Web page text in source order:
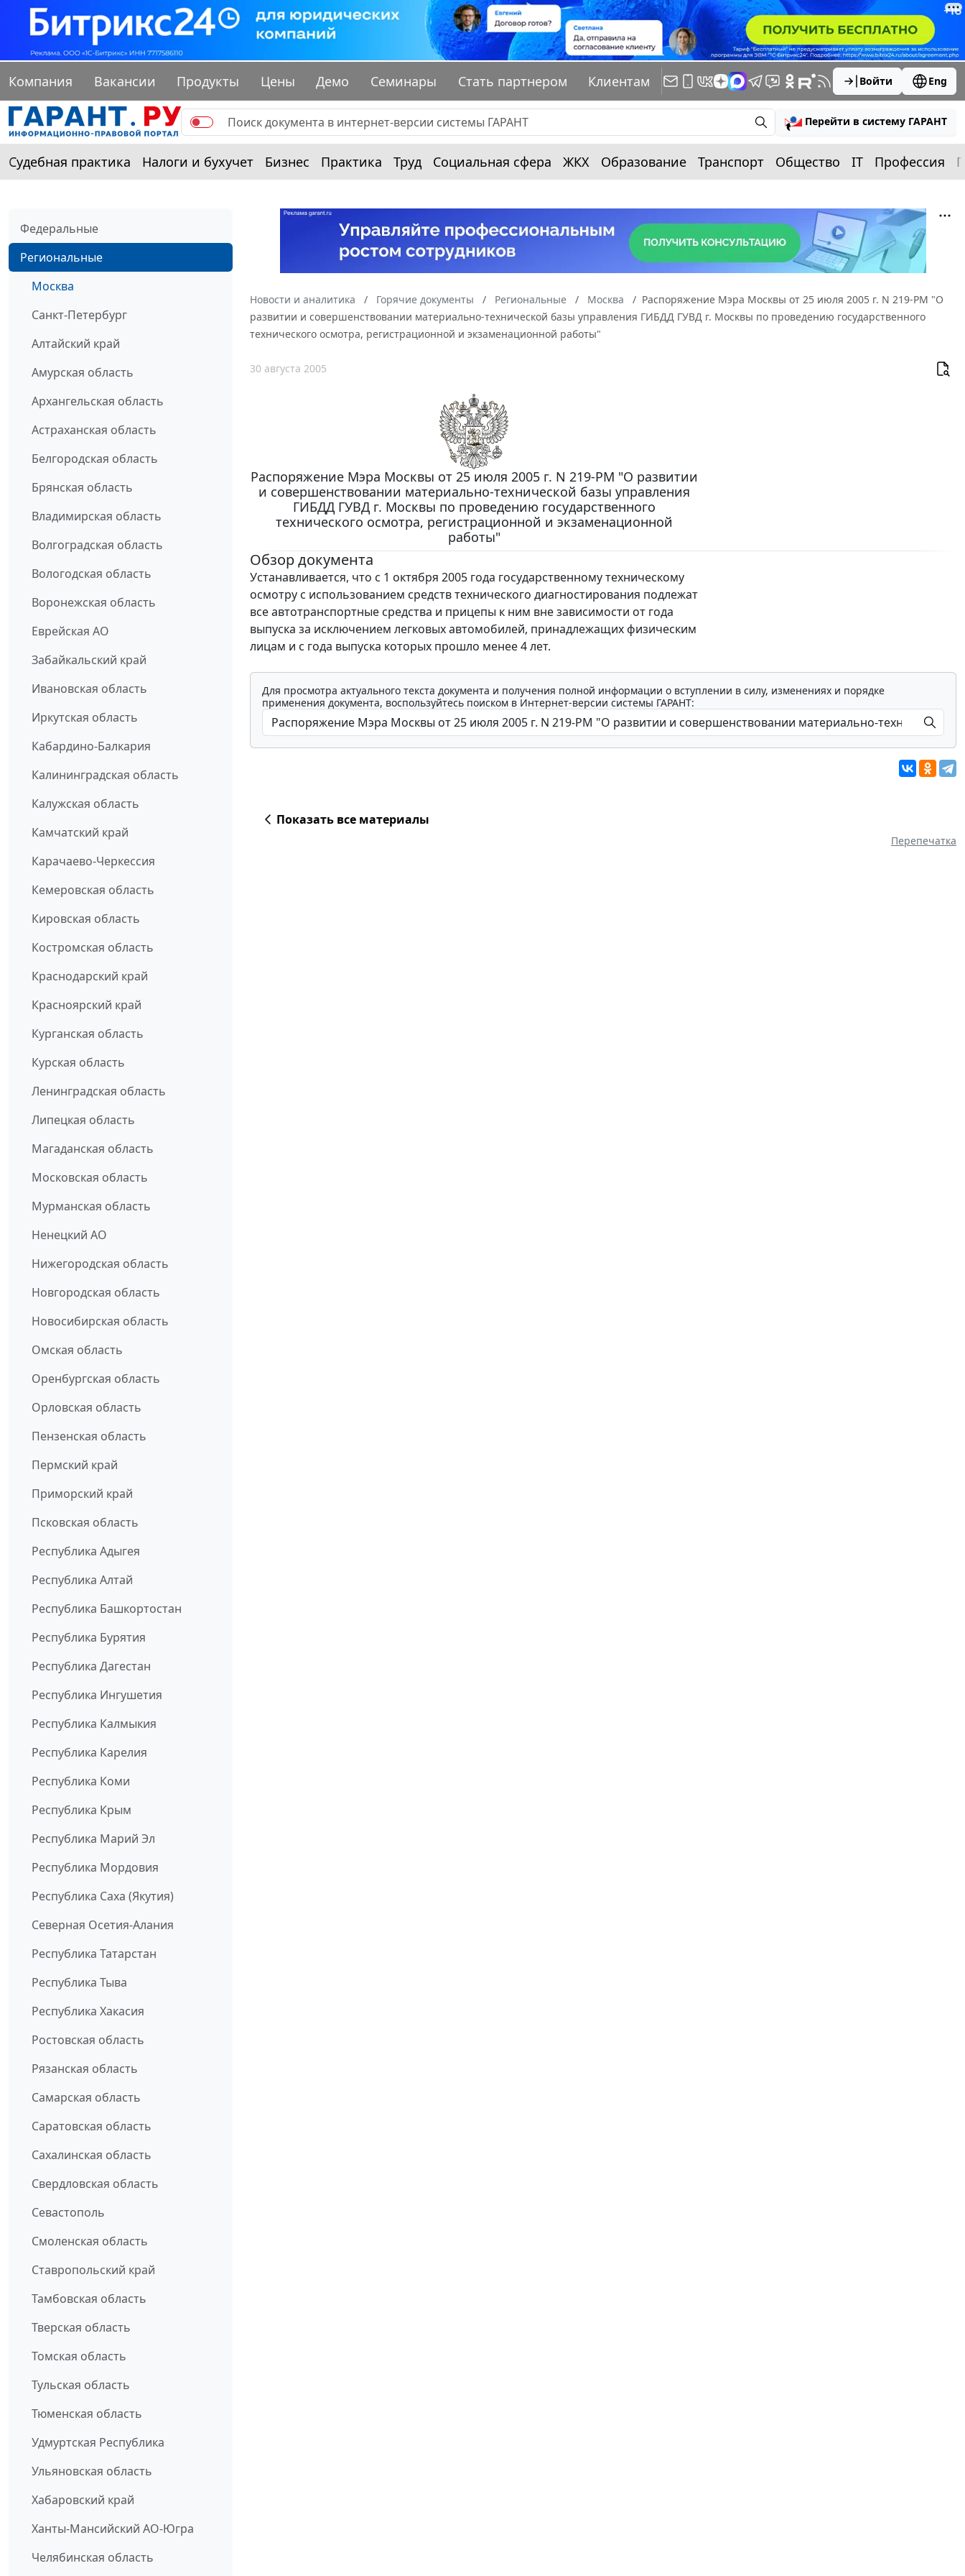
Компания Вакансии Продукты Цены Демо Семинары Стать партнером Клиентам Войти Eng
Перейти в систему ГАРАНТ
Судебная практика Налоги и бухучет Бизнес Практика Труд Социальная сфера ЖКХ Образование Транспорт Общество IT Профессия
Федеральные
Региональные
Москва
Санкт-Петербург
Алтайский край
Амурская область
Архангельская область
Астраханская область
Белгородская область
Брянская область
Владимирская область
Волгоградская область
Вологодская область
Воронежская область
Еврейская АО
Забайкальский край
Ивановская область
Иркутская область
Кабардино-Балкария
Калининградская область
Калужская область
Камчатский край
Карачаево-Черкессия
Кемеровская область
Кировская область
Костромская область
Краснодарский край
Красноярский край
Курганская область
Курская область
Ленинградская область
Липецкая область
Магаданская область
Московская область
Мурманская область
Ненецкий АО
Нижегородская область
Новгородская область
Новосибирская область
Омская область
Оренбургская область
Орловская область
Пензенская область
Пермский край
Приморский край
Псковская область
Республика Адыгея
Республика Алтай
Республика Башкортостан
Республика Бурятия
Республика Дагестан
Республика Ингушетия
Республика Калмыкия
Республика Карелия
Республика Коми
Республика Крым
Республика Марий Эл
Республика Мордовия
Республика Саха (Якутия)
Северная Осетия-Алания
Республика Татарстан
Республика Тыва
Республика Хакасия
Ростовская область
Рязанская область
Самарская область
Саратовская область
Сахалинская область
Свердловская область
Севастополь
Смоленская область
Ставропольский край
Тамбовская область
Тверская область
Томская область
Тульская область
Тюменская область
Удмуртская Республика
Ульяновская область
Хабаровский край
Ханты-Мансийский АО-Югра
Челябинская область
Новости и аналитика Горячие документы Региональные Москва
Распоряжение Мэра Москвы от 25 июля 2005 г. N 219-РМ "О
развитии и совершенствовании материально-технической базы управления ГИБДД ГУВД г. Москвы по проведению государственного
технического осмотра, регистрационной и экзаменационной работы"
30 августа 2005
Распоряжение Мэра Москвы от 25 июля 2005 г. N 219-РМ "О развитии
и совершенствовании материально-технической базы управления
ГИБДД ГУВД г. Москвы по проведению государственного
технического осмотра, регистрационной и экзаменационной
работы"
Обзор документа
Устанавливается, что с 1 октября 2005 года государственному техническому
осмотру с использованием средств технического диагностирования подлежат
все автотранспортные средства и прицепы к ним вне зависимости от года
выпуска за исключением легковых автомобилей, принадлежащих физическим
лицам и с года выпуска которых прошло менее 4 лет.
Для просмотра актуального текста документа и получения полной информации о вступлении в силу, изменениях и порядке
применения документа, воспользуйтесь поиском в Интернет-версии системы ГАРАНТ:
Показать все материалы
Перепечатка